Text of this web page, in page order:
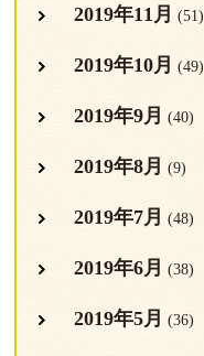
2019年11月 (51)
2019年10月 (49)
2019年9月 (40)
2019年8月 (9)
2019年7月 (48)
2019年6月 (38)
2019年5月 (36)